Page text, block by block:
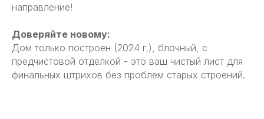
направление!
Доверяйте новому:
Дом только построен (2024 г.), блочный, с
предчистовой отделкой - это ваш чистый лист для
финальных штрихов без проблем старых строений.